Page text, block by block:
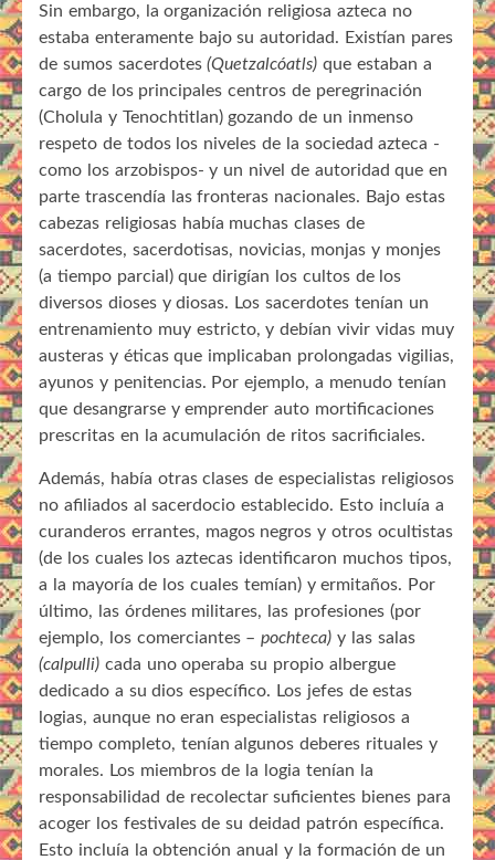
Sin embargo, la organización religiosa azteca no
estaba enteramente bajo su autoridad. Existían pares
de sumos sacerdotes(Quetzalcóatls) que estaban a
cargo de los principales centros de peregrinación
(Cholula y Tenochtitlan) gozando de un inmenso
respeto de todos los niveles de la sociedad azteca -
como los arzobispos- y un nivel de autoridad que en
parte trascendía las fronteras nacionales. Bajo estas
cabezas religiosas había muchas clases de
sacerdotes, sacerdotisas, novicias, monjas y monjes
(a tiempo parcial) que dirigían los cultos de los
diversos dioses y diosas. Los sacerdotes tenían un
entrenamiento muy estricto, y debían vivir vidas muy
austeras y éticas que implicaban prolongadas vigilias,
ayunos y penitencias. Por ejemplo, a menudo tenían
que desangrarse y emprender auto mortificaciones
prescritas en la acumulación de ritos sacrificiales.
Además, había otras clases de especialistas religiosos
no afiliados al sacerdocio establecido. Esto incluía a
curanderos errantes, magos negros y otros ocultistas
(de los cuales los aztecas identificaron muchos tipos,
a la mayoría de los cuales temían) y ermitaños. Por
último, las órdenes militares, las profesiones (por
ejemplo, los comerciantes –pochteca) y las salas
(calpulli) cada uno operaba su propio albergue
dedicado a su dios específico. Los jefes de estas
logias, aunque no eran especialistas religiosos a
tiempo completo, tenían algunos deberes rituales y
morales. Los miembros de la logia tenían la
responsabilidad de recolectar suficientes bienes para
acoger los festivales de su deidad patrón específica.
Esto incluía la obtención anual y la formación de un